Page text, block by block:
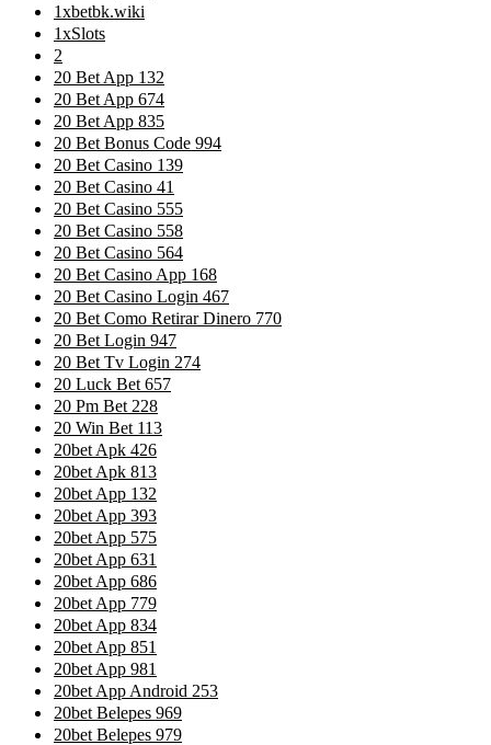
1xbetbk.wiki
1xSlots
2
20 Bet App 132
20 Bet App 674
20 Bet App 835
20 Bet Bonus Code 994
20 Bet Casino 139
20 Bet Casino 41
20 Bet Casino 555
20 Bet Casino 558
20 Bet Casino 564
20 Bet Casino App 168
20 Bet Casino Login 467
20 Bet Como Retirar Dinero 770
20 Bet Login 947
20 Bet Tv Login 274
20 Luck Bet 657
20 Pm Bet 228
20 Win Bet 113
20bet Apk 426
20bet Apk 813
20bet App 132
20bet App 393
20bet App 575
20bet App 631
20bet App 686
20bet App 779
20bet App 834
20bet App 851
20bet App 981
20bet App Android 253
20bet Belepes 969
20bet Belepes 979